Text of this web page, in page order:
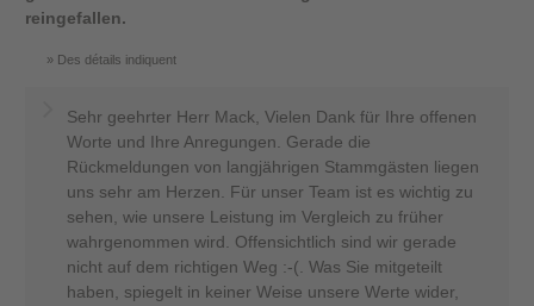
reingefallen.
Des détails indiquent
Sehr geehrter Herr Mack, Vielen Dank für Ihre offenen
Worte und Ihre Anregungen. Gerade die
Rückmeldungen von langjährigen Stammgästen liegen
uns sehr am Herzen. Für unser Team ist es wichtig zu
sehen, wie unsere Leistung im Vergleich zu früher
wahrgenommen wird. Offensichtlich sind wir gerade
nicht auf dem richtigen Weg :-(. Was Sie mitgeteilt
haben, spiegelt in keiner Weise unsere Werte wider,